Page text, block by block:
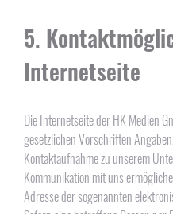
5.
Internetseite
Die Internetseite der HK Medien
gesetzlichen Vorschriften
Kontaktaufnahme zu unserem
Kommunikation mit uns
Adresse der sogenannten